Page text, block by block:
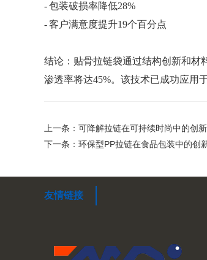
- 包装破损率降低28%
- 客户满意度提升19个百分点
结论：贴骨拉链袋通过结构创新和材
渗透率将达45%。该技术已成功应用
上一条：可降解拉链在可持续时尚中的创
下一条：环保型PP拉链在食品包装中的创
友情链接